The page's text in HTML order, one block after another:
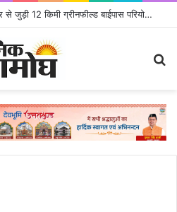
दिल्ली-देहरादून आर्थिक कॉरिडोर से जुड़ी 12 किमी ग्रीनफील्ड बाईपास परियोजना का डीएम ने किया निरीक्षण; समयबद्ध एवं गुणवत्तापूर्ण निर्माण सुनिश्चित करने के निर्देश, सुरक्षा मानकों से कोई समझौता नहींः डीएम